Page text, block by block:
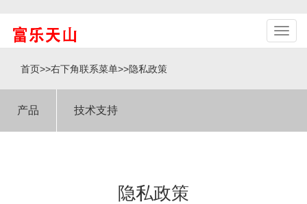
首页>>右下角联系菜单>>隐私政策
产品 技术支持
隐私政策